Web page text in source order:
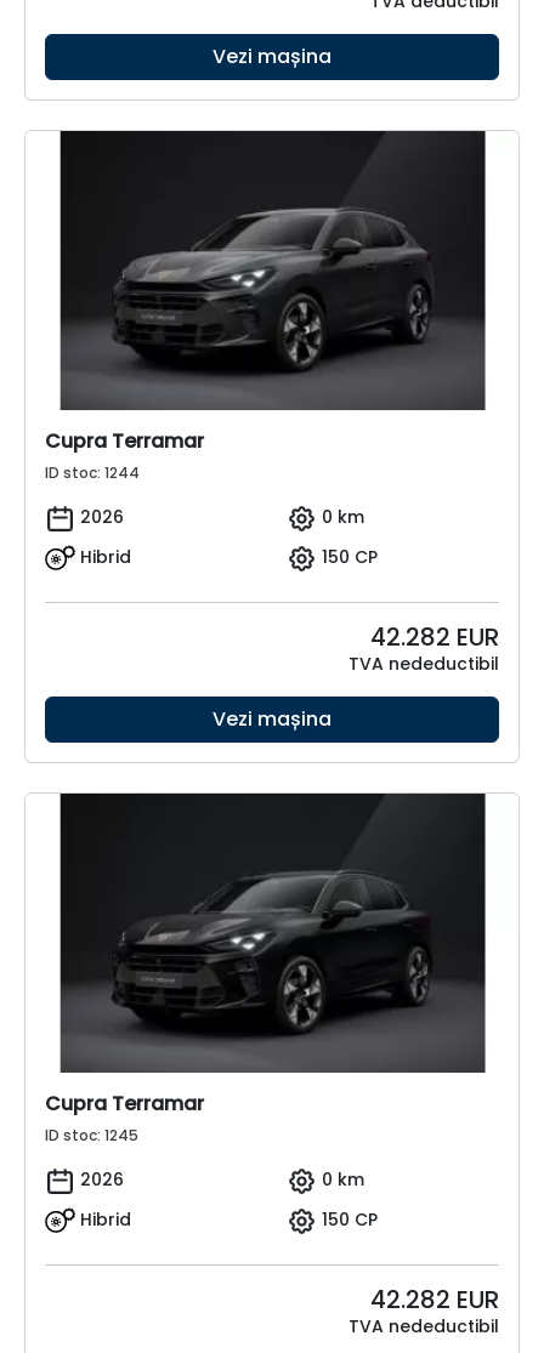
Vezi mașina
Cupra Terramar
ID stoc: 1244
2026
0 km
Hibrid
150 CP
42.282 EUR
TVA nedeductibil
Vezi mașina
Cupra Terramar
ID stoc: 1245
2026
0 km
Hibrid
150 CP
42.282 EUR
TVA nedeductibil